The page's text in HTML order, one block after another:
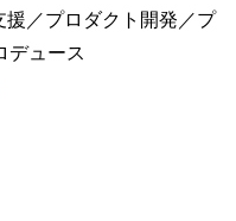
／プロダクト開発／プ
デュース